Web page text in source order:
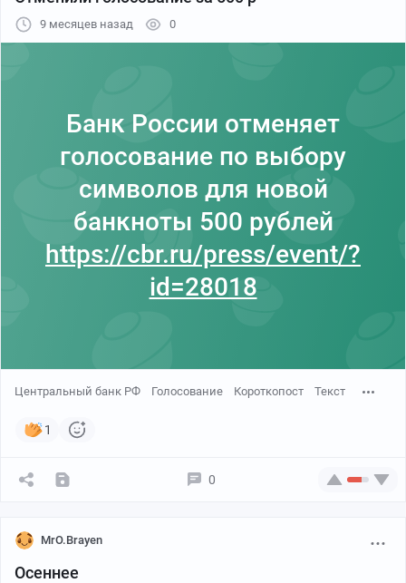
9 месяцев назад 0
Банк России отменяет
голосование по выбору
символов для новой
банкноты 500 рублей
https://cbr.ru/press/event/?
id=28018
Центральный банк РФ Голосование Короткопост Текст
1
0
MrO.Brayen
Осеннее